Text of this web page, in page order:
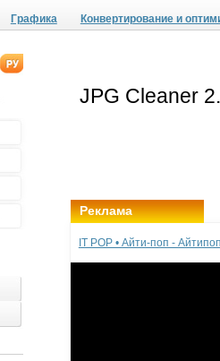
Графика Конвертирование и
Реклама
IT POP • Айти-поп -